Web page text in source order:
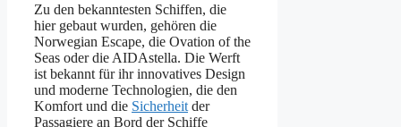
Zu den bekanntesten Schiffen, die
hier gebaut wurden, gehören die
Norwegian Escape, die Ovation of the
Seas oder die AIDAstella. Die Werft
ist bekannt für ihr innovatives Design
und moderne Technologien, die den
Komfort und die Sicherheit der
Passagiere an Bord der Schiffe